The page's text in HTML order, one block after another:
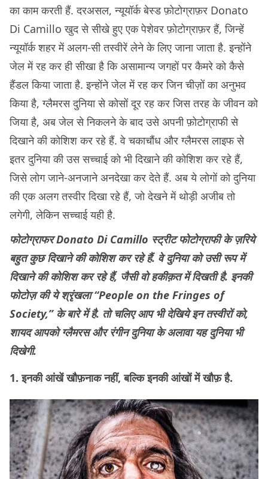
का काम करती हैं. दरअसल, न्यूयॉर्क बेस्ड फ़ोटोग्राफ़र Donato
Di Camillo खुद से सीखे हुए एक पेशेवर फ़ोटोग्राफ़र हैं, जिन्हें
न्यूयॉर्क शहर में अलग-सी तस्वीरें लेने के लिए जाना जाता है. इन्होंने
जेल में रह कर ही सीखा है कि असामान्य जगहों पर कैमरे को कैसे
हैंडल किया जाता है. इन्होंने जेल में रह कर जिन चीज़ों का अनुभव
किया है, ग्लैमरस दुनिया से कोसों दूर रह कर जिस तरह के जीवन को
जिया है, अब जेल से निकलने के बाद उसे अपनी फ़ोटोग्राफी से
दिखाने की कोशिश कर रहे हैं. वे चकाचौंध और ग्लैमरस लाइफ से
इतर दुनिया की उस सच्चाई को भी दिखाने की कोशिश कर रहे हैं,
जिसे लोग जाने-अनजाने अनदेखा कर देते हैं. अब ये लोगों को दुनिया
की एक अलग तस्वीर दिखा रहे हैं, जो देखने में थोड़ी अजीब तो
लगेगी, लेकिन सच्चाई यही है.
फोटोग्राफर Donato Di Camillo स्ट्रीट फोटोग्राफी के ज़रिये
बहुत कुछ दिखाने की कोशिश कर रहे हैं. वे दुनिया को उसी रूप में
दिखाने की कोशिश कर रहे हैं, जैसी वो हकीक़त में दिखती है. इनकी
फोटोज़ की ये श्रृंखला “People on the Fringes of
Society,” के बारे में है. तो चलिए आप भी देखिये इन तस्वीरों को,
शायद आपको ग्लैमरस और रंगीन दुनिया के अलावा यह दुनिया भी
दिखेगी.
1. इनकी आंखें खौफ़नाक नहीं, बल्कि इनकी आंखों में खौफ़ है.